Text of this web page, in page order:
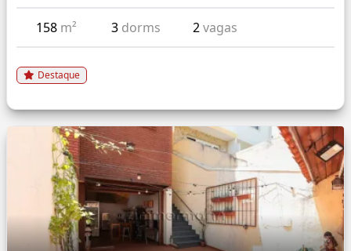
158 m² 3 dorms 2vagas
Destaque